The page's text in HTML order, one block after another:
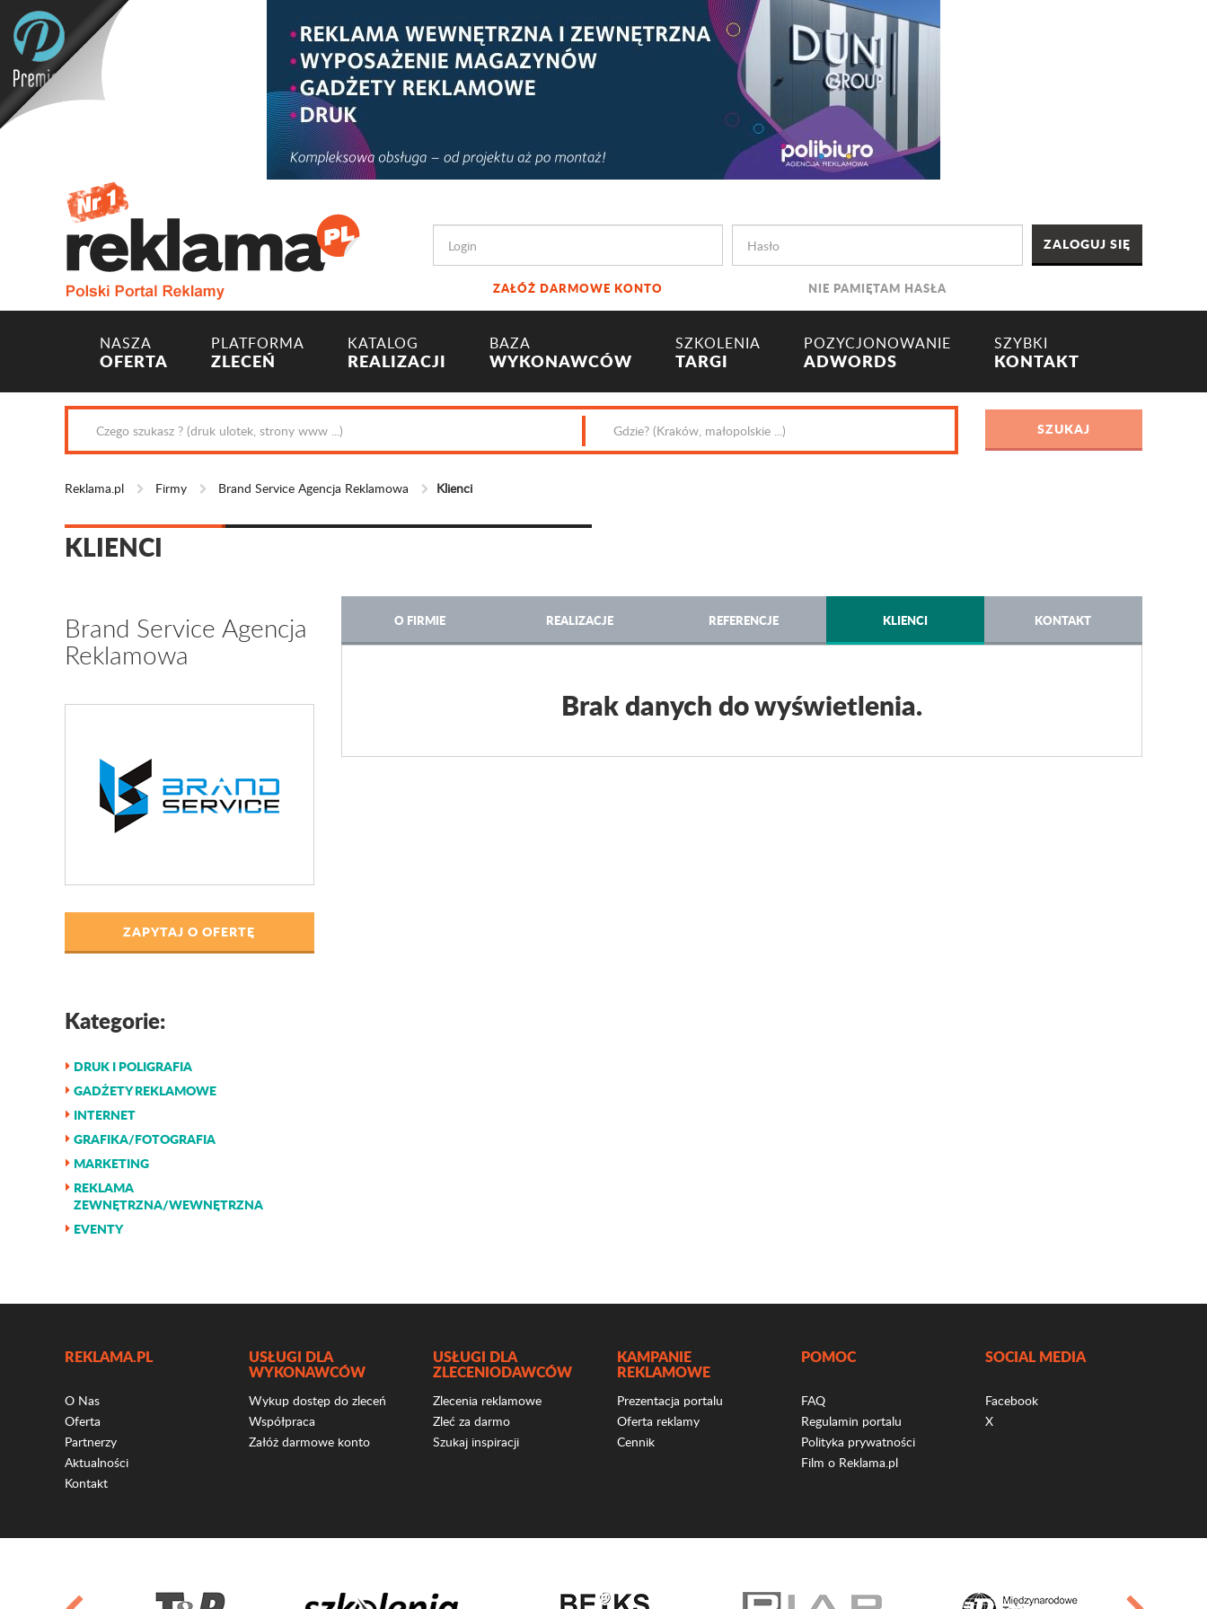
ZAŁÓŻ DARMOWE KONTO NIE PAMIĘTAM HASŁA
NASZA
OFERTA
PLATFORMA
ZLECEŃ
KATALOG
REALIZACJI
BAZA
WYKONAWCÓW
SZKOLENIA
TARGI
POZYCJONOWANIE
ADWORDS
SZYBKI
KONTAKT
Reklama.pl Firmy Brand Service Agencja Reklamowa Klienci
KLIENCI
Brand Service Agencja
Reklamowa
ZAPYTAJ O OFERTĘ
Kategorie:
DRUK I POLIGRAFIA
GADŻETY REKLAMOWE
INTERNET
GRAFIKA/FOTOGRAFIA
MARKETING
REKLAMA
ZEWNĘTRZNA/WEWNĘTRZNA
EVENTY
O FIRMIE REALIZACJE REFERENCJE KLIENCI KONTAKT
Brak danych do wyświetlenia.
REKLAMA.PL
O Nas
Oferta
Partnerzy
Aktualności
Kontakt
USŁUGI DLA
WYKONAWCÓW
Wykup dostęp do zleceń
Współpraca
Załóż darmowe konto
USŁUGI DLA
ZLECENIODAWCÓW
Zlecenia reklamowe
Zleć za darmo
Szukaj inspiracji
KAMPANIE
REKLAMOWE
Prezentacja portalu
Oferta reklamy
Cennik
POMOC
FAQ
Regulamin portalu
Polityka prywatności
Film o Reklama.pl
SOCIAL MEDIA
Facebook
X